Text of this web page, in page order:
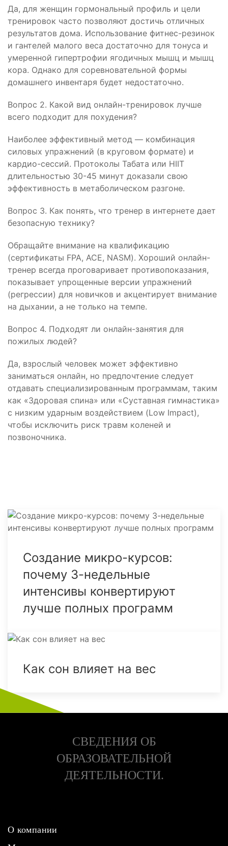
Да, для женщин гормональный профиль и цели
тренировок часто позволяют достичь отличных
результатов дома. Использование фитнес-резинок
и гантелей малого веса достаточно для тонуса и
умеренной гипертрофии ягодичных мышц и мышц
кора. Однако для соревновательной формы
домашнего инвентаря будет недостаточно.
Вопрос 2. Какой вид онлайн-тренировок лучше
всего подходит для похудения?
Наиболее эффективный метод — комбинация
силовых упражнений (в круговом формате) и
кардио-сессий. Протоколы Табата или HIIT
длительностью 30-45 минут доказали свою
эффективность в метаболическом разгоне.
Вопрос 3. Как понять, что тренер в интернете дает
безопасную технику?
Обращайте внимание на квалификацию
(сертификаты FPA, ACE, NASM). Хороший онлайн-
тренер всегда проговаривает противопоказания,
показывает упрощенные версии упражнений
(регрессии) для новичков и акцентирует внимание
на дыхании, а не только на темпе.
Вопрос 4. Подходят ли онлайн-занятия для
пожилых людей?
Да, взрослый человек может эффективно
заниматься онлайн, но предпочтение следует
отдавать специализированным программам, таким
как «Здоровая спина» или «Суставная гимнастика»
с низким ударным воздействием (Low Impact),
чтобы исключить риск травм коленей и
позвоночника.
Создание микро-курсов:
почему 3-недельные
интенсивы конвертируют
лучше полных программ
Как сон влияет на вес
СВЕДЕНИЯ ОБ
ОБРАЗОВАТЕЛЬНОЙ
ДЕЯТЕЛЬНОСТИ.
О компании